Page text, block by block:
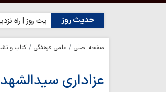
حدیث روزحدیث روز | راه نزدیک
صفحه اصلی علمی فرهنگی کتاب و
عزاداری